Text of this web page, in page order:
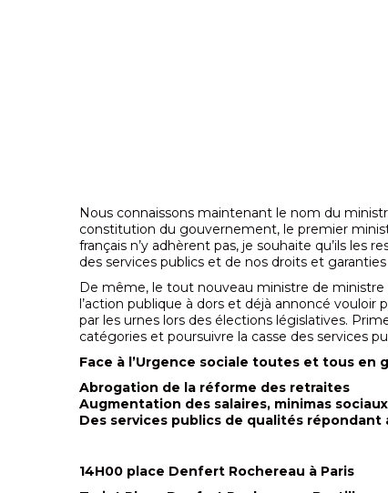
Nous connaissons maintenant le nom du
constitution du gouvernement, le premier
français n’y adhèrent pas, je souhaite qu’ils les
des services publics et de nos droits et
De même, le tout nouveau ministre de ministre
l’action publique à dors et déjà annoncé
par les urnes lors des élections législatives.
catégories et poursuivre la casse des services
Face à l’Urgence sociale toutes et tous
Abrogation de la réforme des retraites
Augmentation des salaires, minimas
Des services publics de qualités répondant
14H00 place Denfert Rochereau à Paris